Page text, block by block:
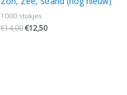
1000 stukjes
€14,00€12,50